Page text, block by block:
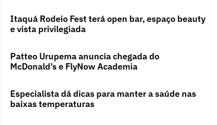
Itaquá Rodeio Fest terá open bar, espaço beauty
e vista privilegiada
Patteo Urupema anuncia chegada do
McDonald’s e FlyNow Academia
Especialista dá dicas para manter a saúde nas
baixas temperaturas